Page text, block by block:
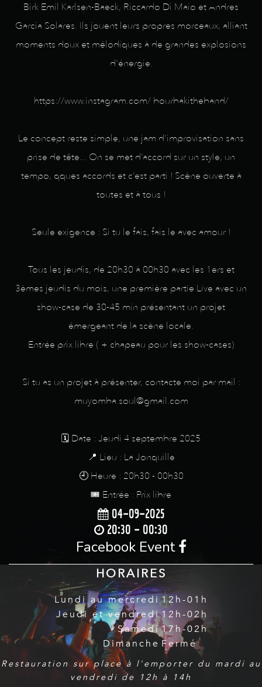
Birk Emil Karlsen-Baeck, Riccardo Di Maio et Andres
Garcia Solares. Ils jouent leurs propres morceaux, alliant
moments doux et mélodiques à de grandes explosions
d'énergie.
https://www.instagram.com/ bourbakitheband/
Le concept reste simple, une jam d’improvisation sans
prise de tête... On se met d’accord sur un style, un
tempo, qques accords et c’est parti ! Scène ouverte à
toutes et à tous !
Seule exigence : Si tu le fais, fais le avec amour !
Tous les jeudis, de 20h30 à 00h30 avec les 1ers et
3èmes jeudis du mois, une première partie Live avec un
show-case de 30-45 min présentant un projet
émergeant de la scène locale.
Entrée prix libre ( + chapeau pour les show-cases)
Si tu as un projet à présenter, contacte moi par mail :
muyomba.soul@gmail.com
🗓️ Date : Jeudi 4 septembre 2025
📍 Lieu : La Jonquille
🕘 Heure : 20h30 - 00h30
🎟️ Entrée : Prix libre
04-09-2025
20:30 - 00:30
Facebook Event
HORAIRES
Lundi au mercredi
Jeudi et vendredi
Samedi
Dimanche
12h-01h
12h-02h
17h-02h
Fermé
Restauration sur place à l'emporter du mardi au
vendredi de 12h à 14h